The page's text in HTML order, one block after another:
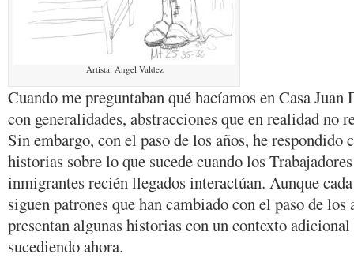
Artista: Angel Valdez
Cuando me preguntaban qué hacíamos en Casa
con generalidades, abstracciones que en realidad no
Sin embargo, con el paso de los años, he respondido
historias sobre lo que sucede cuando los
inmigrantes recién llegados interactúan. Aunque
siguen patrones que han cambiado con el paso de
presentan algunas historias con un contexto
sucediendo ahora.